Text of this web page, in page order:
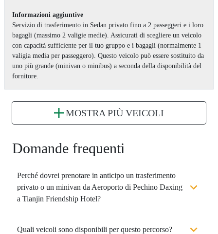
Informazioni aggiuntive
Servizio di trasferimento in Sedan privato fino a 2 passeggeri e i loro
bagagli (massimo 2 valigie medie). Assicurati di scegliere un veicolo
con capacità sufficiente per il tuo gruppo e i bagagli (normalmente 1
valigia media per passeggero). Questo veicolo può essere sostituito da
uno più grande (minivan o minibus) a seconda della disponibilità del
fornitore.
MOSTRA PIÙ VEICOLI
Domande frequenti
Perché dovrei prenotare in anticipo un trasferimento
privato o un minivan da Aeroporto di Pechino Daxing
a Tianjin Friendship Hotel?
Quali veicoli sono disponibili per questo percorso?